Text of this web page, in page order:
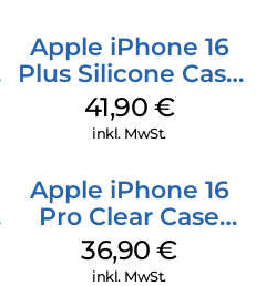
Apple iPhone 16
Plus Silicone Case
MagSafe Stone
Gray
41,90 €
inkl. MwSt.
Apple iPhone 16
Pro Clear Case
MagSafe
Transparent
36,90€
inkl. MwSt.